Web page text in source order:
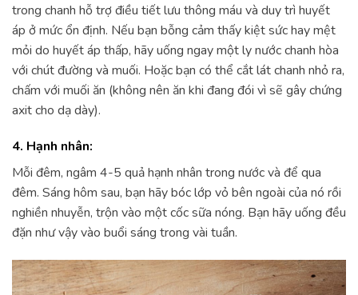
trong chanh hỗ trợ điều tiết lưu thông máu và duy trì huyết
áp ở mức ổn định. Nếu bạn bỗng cảm thấy kiệt sức hay mệt
mỏi do huyết áp thấp, hãy uống ngay một ly nước chanh hòa
với chút đường và muối. Hoặc bạn có thể cắt lát chanh nhỏ ra,
chấm với muối ăn (không nên ăn khi đang đói vì sẽ gây chứng
axit cho dạ dày).
4. Hạnh nhân:
Mỗi đêm, ngâm 4-5 quả hạnh nhân trong nước và để qua
đêm. Sáng hôm sau, bạn hãy bóc lớp vỏ bên ngoài của nó rồi
nghiền nhuyễn, trộn vào một cốc sữa nóng. Bạn hãy uống đều
đặn như vậy vào buổi sáng trong vài tuần.